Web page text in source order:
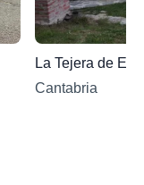
La Tejera de
Cantabria